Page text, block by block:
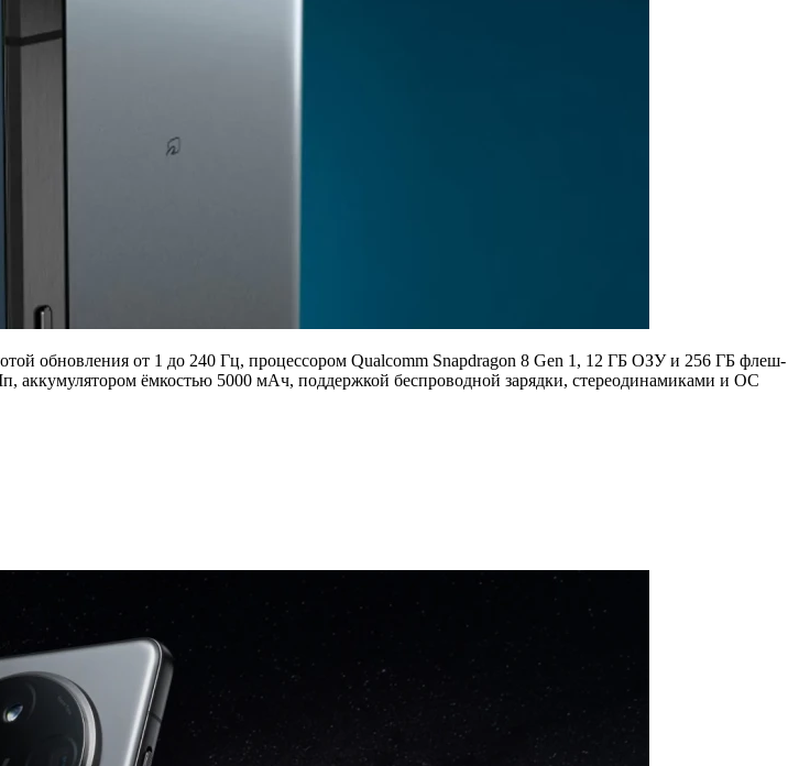
обновления от 1 до 240 Гц, процессором Qualcomm Snapdragon 8 Gen 1, 12 ГБ ОЗУ и 256 ГБ флеш-
аккумулятором ёмкостью 5000 мАч, поддержкой беспроводной зарядки, стереодинамиками и ОС